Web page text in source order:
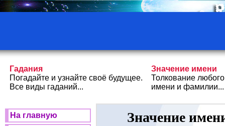
Гадания
Погадайте и узнайте своё будущее.
Все виды гаданий...
Значение имени
Толкование любого
имени и фамилии...
На главную
Значение